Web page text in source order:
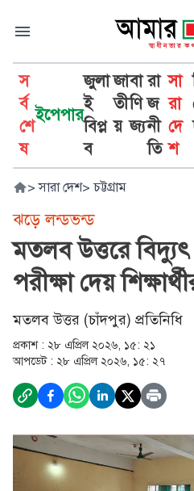
স
র্ব
শে
ষ
ইপেপার
জুলা
ই
বিপ্ল
ব
জা
তী
য়
বা
ণি
জ্য
রা
জ
নী
তি
সা
রা
দে
শ
> সারা দেশ> চট্টগ্রাম
ঝড়ে লন্ডভন্ড
মতলব উত্তরে বিদ্যুৎ
পরীক্ষা দেয়
মতলব উত্তর (চাঁদপুর) প্রতিনিধি
প্রকাশ : ২৮ এপ্রিল ২০২৬, ১৫: ২১
আপডেট : ২৮ এপ্রিল ২০২৬, ১৫: ২৭